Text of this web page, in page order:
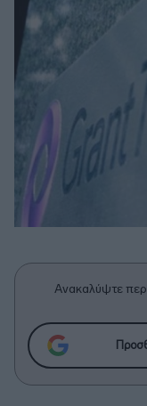
Ανακαλύψτε